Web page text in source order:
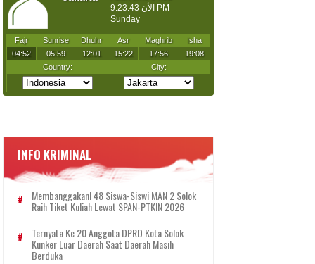
INFO KRIMINAL
Membanggakan! 48 Siswa-Siswi MAN 2 Solok
Raih Tiket Kuliah Lewat SPAN-PTKIN 2026
Ternyata Ke 20 Anggota DPRD Kota Solok
Kunker Luar Daerah Saat Daerah Masih
Berduka